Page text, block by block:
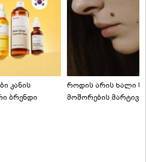
კანის
ბრენდი
როდის არის ხალი
მოშორების